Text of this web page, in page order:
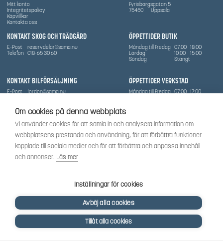
Om cookies på denna webbplats
Vi använder cookies för att samla in och analysera information om
webbplatsens prestanda och användning, för att förbättra funktioner
kopplade till sociala medier och för att förbättra och anpassa innehåll
och annonser. Läs mer
Inställningar för cookies
Avböj alla cookies
Tillåt alla cookies
Mitt konto
Integritetspolicy
Köpvillkor
Kontakta oss
ÖPPETTIDER BUTIK
Måndag till Fredag 07:00 18:00
Lördag
10:00
15:00
Söndag
Stängt
ÖPPETTIDER VERKSTAD
Måndag till Fredag 07:00 17:00
Fyrisborgsgatan 5
75450
Uppsala
KONTAKT SKOG OCH TRÄDGÅRD
E-Post
reservdelar@sama.nu
Telefon 018-65 30 60
KONTAKT BILFÖRSÄLJNING
E-Post
fordon@sama.nu
Vi har sedan 1970-talet levererat skog-och trädgårdsprodukter till Uppsala med omnejd. Vi
har idag även ett brett utbud av dessa produkter samt BRP:s produktsortiment, gällande
Can-Am, Sea-Doo.
Vi är certifierad serviceverkstad.
SOCIALT